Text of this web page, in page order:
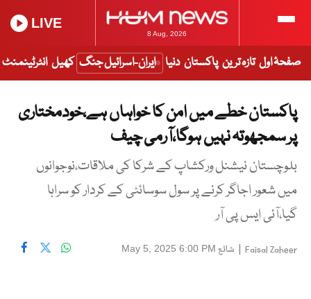
8 Aug, 2026
LIVE
صفحۂ اول تازہ ترین پاکستان دنیا ایران-اسرائیل جنگ کھیل انٹرٹینمنٹ
پاکستان خطے میں امن کا خواہاں ہے،خودمختاری
پر سمجھوتہ نہیں ہوگا،آرمی چیف
بلوچستان نیشنل ورکشاپ کے شرکا کی ملاقات،نوجوانوں
میں شعور اجاگر کرنے پر سول سوسائٹی کے کردار کو سراہا
گیا،آئی ایس پی آر
Faisal Zaheer
| شائع May 5, 2025 6:00 PM